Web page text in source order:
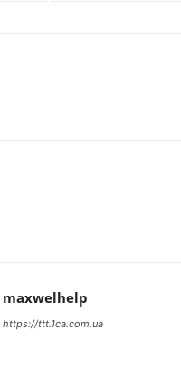
maxwelhelp
https://ttt.1ca.com.ua